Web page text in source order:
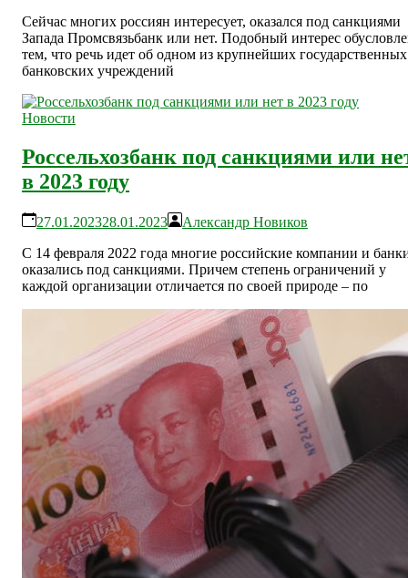
Сейчас многих россиян интересует, оказался под санкциями
Запада Промсвязьбанк или нет. Подобный интерес
тем, что речь идет об одном из крупнейших государственных
банковских учреждений
Новости
Россельхозбанк под санкциями или
в 2023 году
27.01.202328.01.2023
Александр Новиков
С 14 февраля 2022 года многие российские компании и
оказались под санкциями. Причем степень ограничений у
каждой организации отличается по своей природе – по